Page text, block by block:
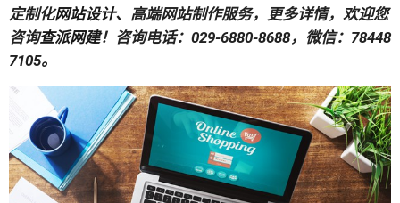
定制化网站设计、高端网站制作服务，更多详情，欢迎您
咨询查派网建！咨询电话：029-6880-8688，微信：78448
7105。